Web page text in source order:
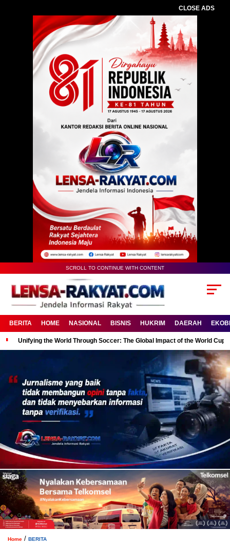
CLOSE ADS
SCROLL TO CONTINUE WITH CONTENT
BERITA HOME NASIONAL BISNIS HUKRIM DAERAH
Unifying the World Through Soccer: The Global Impact of the World Cup
Home / BERITA